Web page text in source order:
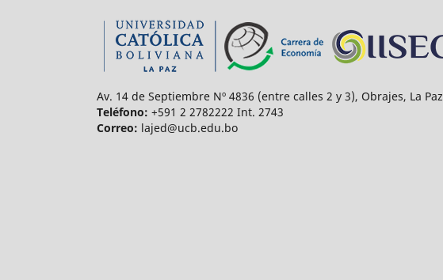
Av. 14 de Septiembre Nº 4836 (entre calles 2 y 3), Obrajes, La Paz
Teléfono: +591 2 2782222 Int. 2743
Correo: lajed@ucb.edu.bo